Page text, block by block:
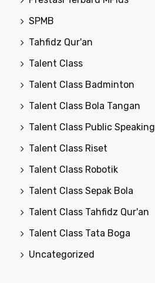
SPMB
Tahfidz Qur'an
Talent Class
Talent Class Badminton
Talent Class Bola Tangan
Talent Class Public Speaking
Talent Class Riset
Talent Class Robotik
Talent Class Sepak Bola
Talent Class Tahfidz Qur'an
Talent Class Tata Boga
Uncategorized